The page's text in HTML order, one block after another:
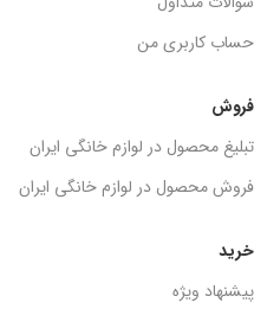
خرید
پیشنهاد ویژه
فروش
تبلیغ محصول در لوازم خانگی ایران
فروش محصول در لوازم خانگی ایران
حساب کاربری من